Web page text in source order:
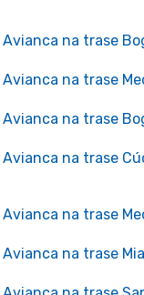
na trase
na trase
na trase
na trase
na trase
na trase